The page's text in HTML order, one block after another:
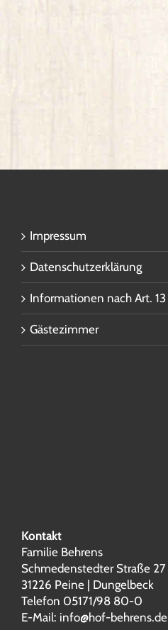
Impressum
Datenschutzerklärung
Informationen nach Art. 13
Gästezimmer
Kontakt
Familie Behrens
Schmedenstedter Straße 27
31226 Peine | Dungelbeck
Telefon 05171/98 80-0
E-Mail: info@hof-behrens.de